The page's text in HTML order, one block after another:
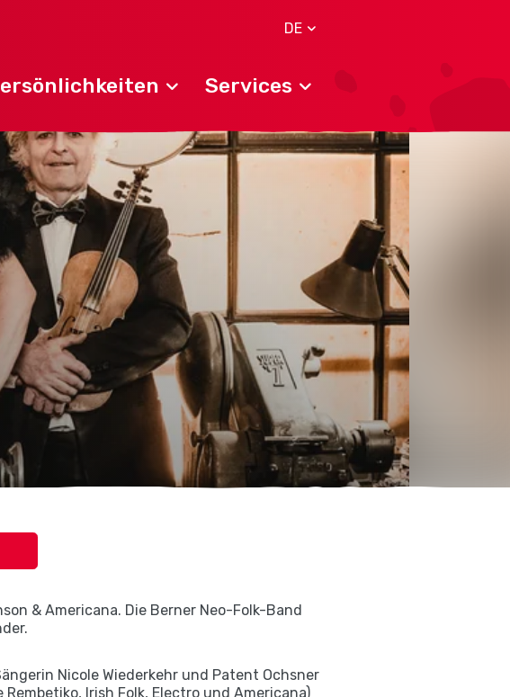
DE
Services
& Americana. Die Berner Neo-Folk-Band
Nicole Wiederkehr und Patent Ochsner
Irish Folk, Electro und Americana)